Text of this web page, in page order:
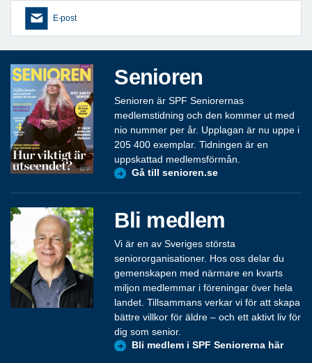
E-post
Senioren
Senioren är SPF Seniorernas
medlemstidning och den kommer ut med
nio nummer per år. Upplagan är nu uppe i
205 400 exemplar. Tidningen är en
uppskattad medlemsförmån.
Gå till senioren.se
Bli medlem
Vi är en av Sveriges största
seniororganisationer. Hos oss delar du
gemenskapen med närmare en kvarts
miljon medlemmar i föreningar över hela
landet. Tillsammans verkar vi för att skapa
bättre villkor för äldre – och ett aktivt liv för
dig som senior.
Bli medlem i SPF Seniorerna här